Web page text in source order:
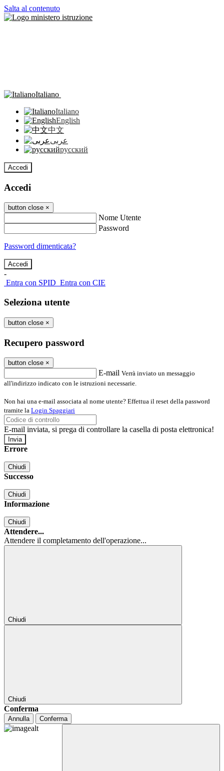
Salta al contenuto
Italiano
Italiano
English
中文
عربى
русский
Accedi
Accedi
button close ×
Nome Utente
Password
Password dimenticata?
-
Entra con SPID Entra con CIE
Seleziona utente
button close ×
Recupero password
button close ×
E-mail Verrà inviato un messaggio
all'indirizzo indicato con le istruzioni necessarie.
Non hai una e-mail associata al nome utente? Effettua il reset della password
tramite la Login Spaggiari
E-mail inviata, si prega di controllare la casella di posta elettronica!
Errore
Chiudi
Successo
Chiudi
Informazione
Chiudi
Attendere...
Attendere il completamento dell'operazione...
Chiudi
Chiudi
Conferma
Annulla Conferma